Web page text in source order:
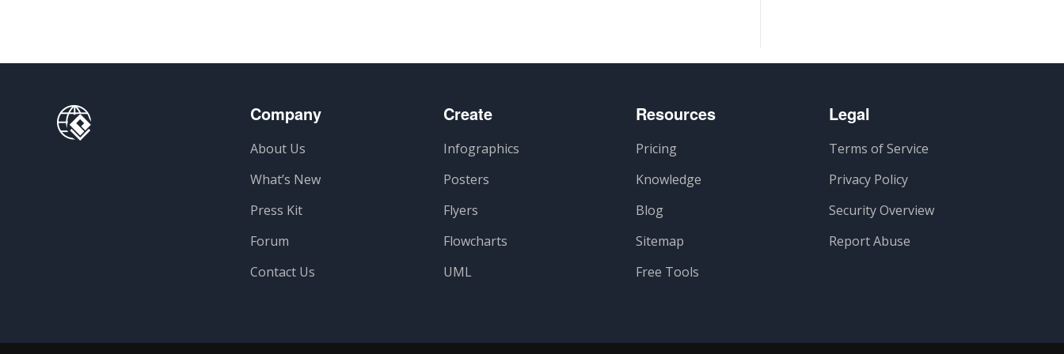
Company
About Us
What’s New
Press Kit
Forum
Contact Us
Create
Infographics
Posters
Flyers
Flowcharts
UML
Resources
Pricing
Knowledge
Blog
Sitemap
Free Tools
Legal
Terms of Service
Privacy Policy
Security Overview
Report Abuse